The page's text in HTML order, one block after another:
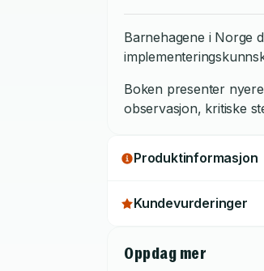
Barnehagene i Norge
Boken presenter
observasjon, kritiske
Produktinformasjon
Kundevurderinger
Oppdag mer